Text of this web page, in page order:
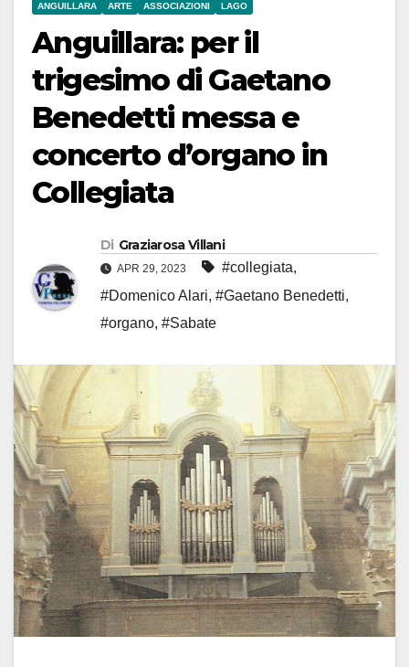
ANGUILLARA ARTE ASSOCIAZIONI LAGO
Anguillara: per il
trigesimo di Gaetano
Benedetti messa e
concerto d’organo in
Collegiata
Di Graziarosa Villani
APR 29, 2023 #collegiata,
#Domenico Alari, #Gaetano Benedetti,
#organo, #Sabate